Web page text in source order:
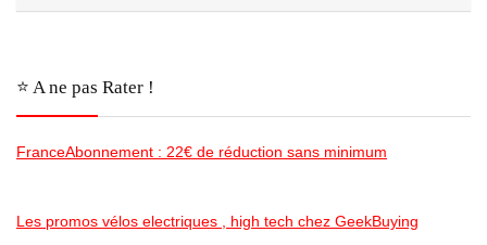
⭐️ A ne pas Rater !
FranceAbonnement : 22€ de réduction sans minimum
Les promos vélos electriques , high tech chez GeekBuying